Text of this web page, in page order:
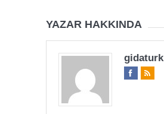
YAZAR HAKKINDA
gidaturk